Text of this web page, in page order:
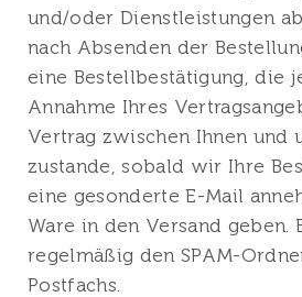
und/oder Dienstleistungen
nach Absenden der
eine Bestellbestätigung, die
Annahme Ihres
Vertrag zwischen Ihnen und
zustande, sobald wir Ihre
eine gesonderte E-Mail
Ware in den Versand geben.
regelmäßig den SPAM-
Postfachs.